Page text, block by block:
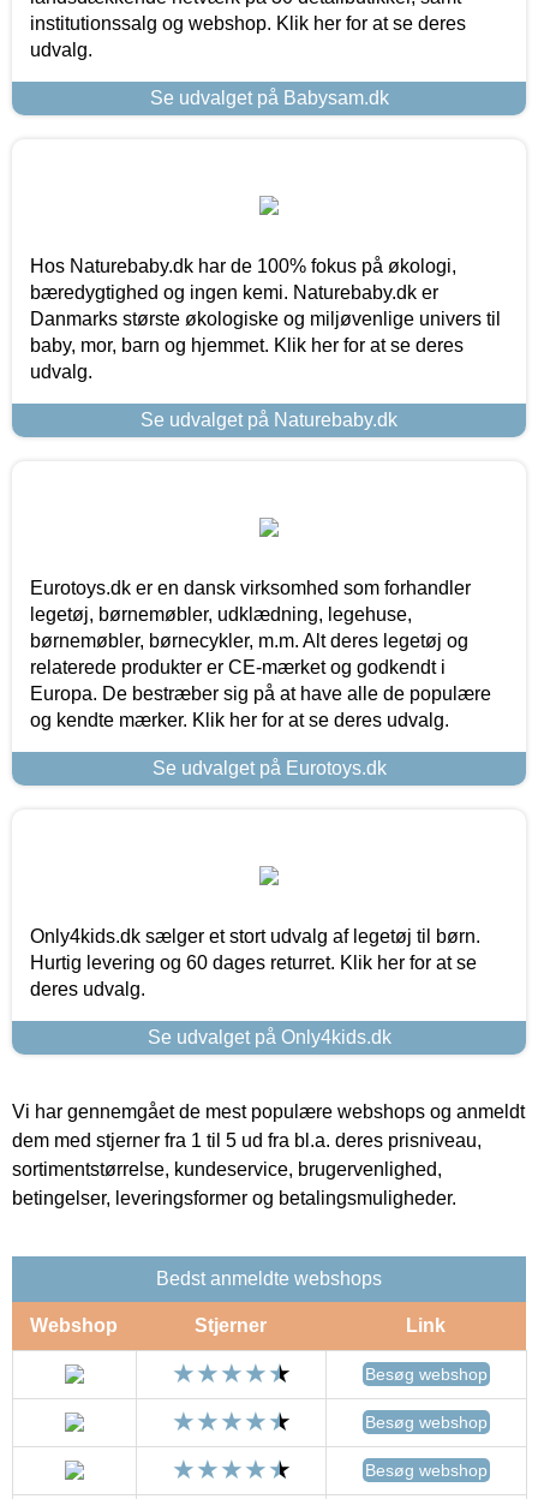
institutionssalg og webshop. Klik her for at se deres
udvalg.
Se udvalget på Babysam.dk
Hos Naturebaby.dk har de 100% fokus på økologi,
bæredygtighed og ingen kemi. Naturebaby.dk er
Danmarks største økologiske og miljøvenlige univers til
baby, mor, barn og hjemmet. Klik her for at se deres
udvalg.
Se udvalget på Naturebaby.dk
Eurotoys.dk er en dansk virksomhed som forhandler
legetøj, børnemøbler, udklædning, legehuse,
børnemøbler, børnecykler, m.m. Alt deres legetøj og
relaterede produkter er CE-mærket og godkendt i
Europa. De bestræber sig på at have alle de populære
og kendte mærker. Klik her for at se deres udvalg.
Se udvalget på Eurotoys.dk
Only4kids.dk sælger et stort udvalg af legetøj til børn.
Hurtig levering og 60 dages returret. Klik her for at se
deres udvalg.
Se udvalget på Only4kids.dk
Vi har gennemgået de mest populære webshops og anmeldt
dem med stjerner fra 1 til 5 ud fra bl.a. deres prisniveau,
sortimentstørrelse, kundeservice, brugervenlighed,
betingelser, leveringsformer og betalingsmuligheder.
Bedst anmeldte webshops
Webshop Stjerner Link
Besøg webshop
Besøg webshop
Besøg webshop